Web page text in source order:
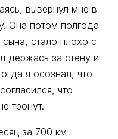
вывернул мне в
Она потом полгода
стало плохо с
держась за стену и
я осознал, что
что
тронут.
за 700 км